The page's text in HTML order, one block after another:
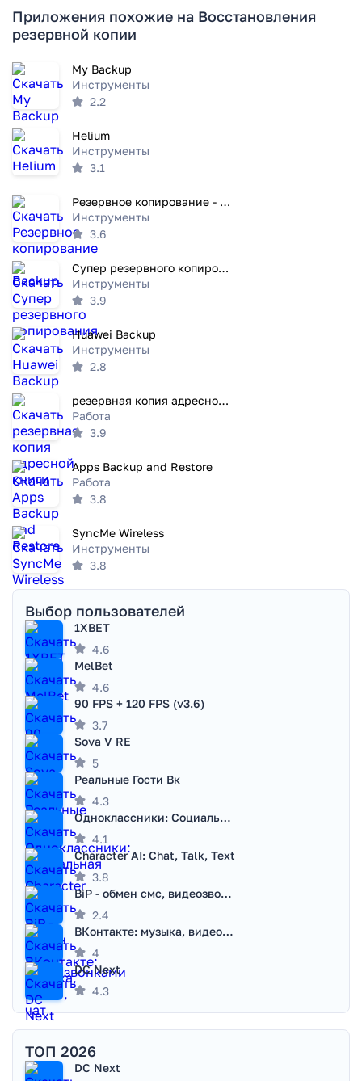
Приложения похожие на Восстановления
резервной копии
My Backup
Инструменты
2.2
Helium
Инструменты
3.1
Резервное копирование - Backup
Инструменты
3.6
Супер резервного копирования
Инструменты
3.9
Huawei Backup
Инструменты
2.8
резервная копия адресной книги
Работа
3.9
Apps Backup and Restore
Работа
3.8
SyncMe Wireless
Инструменты
3.8
Выбор пользователей
1XBET
4.6
MelBet
4.6
90 FPS + 120 FPS (v3.6)
3.7
Sova V RE
5
Реальные Гости Вк
4.3
Одноклассники: Социальная сеть
4.1
Character AI: Chat, Talk, Text
3.8
BiP - обмен смс, видеозвонками
2.4
ВКонтакте: музыка, видео, чат
4
DC Next
4.3
ТОП 2026
DC Next